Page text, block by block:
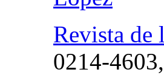
Revista
0214-4603,